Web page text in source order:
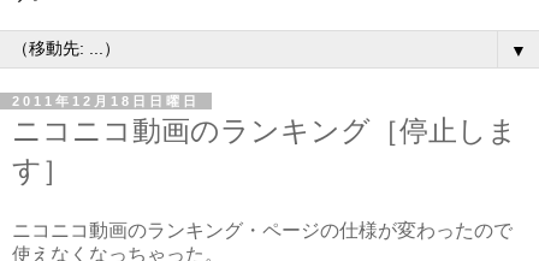
▼
2011年12月18日日曜日
ニコニコ動画のランキング［停止しま
す］
ニコニコ動画のランキング・ページの仕様が変わったので
使えなくなっちゃった。